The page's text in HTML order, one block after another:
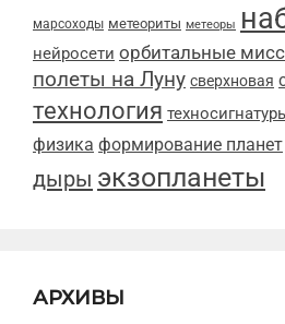
марсоходы метеориты метеоры
нейросети орбитальные
полеты на Луну сверхновая
технология
физика формирование планет
дыры экзопланеты
АРХИВЫ